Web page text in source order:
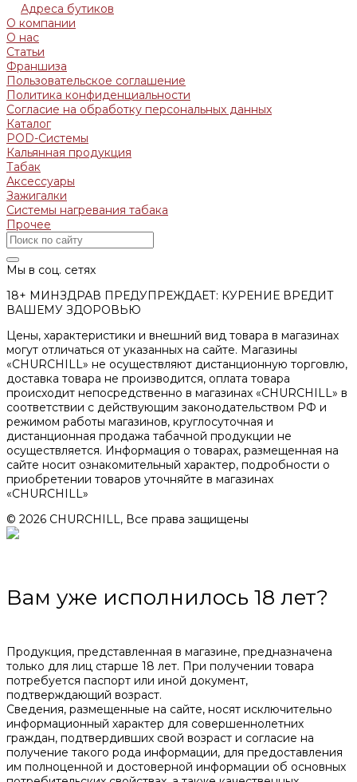
Адреса бутиков
О компании
О нас
Статьи
Франшиза
Пользовательское соглашение
Политика конфиденциальности
Согласие на обработку персональных данных
Каталог
POD-Системы
Кальянная продукция
Табак
Аксессуары
Зажигалки
Системы нагревания табака
Прочее
Мы в соц. сетях
18+ МИНЗДРАВ ПРЕДУПРЕЖДАЕТ: КУРЕНИЕ ВРЕДИТ
ВАШЕМУ ЗДОРОВЬЮ
Цены, характеристики и внешний вид товара в магазинах
могут отличаться от указанных на сайте. Магазины
«CHURCHILL» не осуществляют дистанционную торговлю,
доставка товара не производится, оплата товара
происходит непосредственно в магазинах «CHURCHILL» в
соответствии с действующим законодательством РФ и
режимом работы магазинов, круглосуточная и
дистанционная продажа табачной продукции не
осуществляется. Информация о товарах, размещенная на
сайте носит ознакомительный характер, подробности о
приобретении товаров уточняйте в магазинах
«CHURCHILL»
© 2026 CHURCHILL, Все права защищены
Вам уже исполнилось 18 лет?
Продукция, представленная в магазине, предназначена
только для лиц старше 18 лет. При получении товара
потребуется паспорт или иной документ,
подтверждающий возраст.
Сведения, размещенные на сайте, носят исключительно
информационный характер для совершеннолетних
граждан, подтвердивших свой возраст и согласие на
получение такого рода информации, для предоставления
им полноценной и достоверной информации об основных